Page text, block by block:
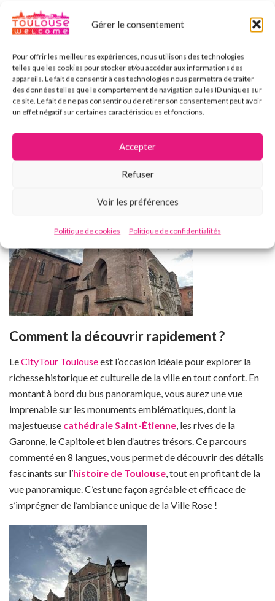
Gérer le consentement
Pour offrir les meilleures expériences, nous utilisons des technologies
telles que les cookies pour stocker et/ou accéder aux informations des
appareils. Le fait de consentir à ces technologies nous permettra de traiter
des données telles que le comportement de navigation ou les ID uniques sur
ce site. Le fait de ne pas consentir ou de retirer son consentement peut avoir
un effet négatif sur certaines caractéristiques et fonctions.
Accepter
Refuser
Voir les préférences
Politique de cookies Politique de confidentialités
architecturale notable sur l’édifice.
de 17 cloches au clavier et 5 en volée.
Siège de l’archevêque de Toulouse, la cathédrale Saint-Étienne
est également une paroisse dynamique, réunissant entre 300
personnes pour les grandes cérémonies diocésaines. L’édifice
est
Comment la découvrir rapidement ?
LeCityTour Toulouseest l’occasion idéale pour explorer la
richesse historique et culturelle de la ville en tout confort. En
montant à bord du bus panoramique, vous aurez une vue
imprenable sur les monuments emblématiques, dont la
majestueuse cathédrale Saint-Étienne, les rives de la
Garonne, le Capitole et bien d’autres trésors. Ce parcours
commenté en 8 langues, vous permet de découvrir des détails
fascinants sur l’histoire de Toulouse, tout en profitant de la
vue panoramique. C’est une façon agréable et efficace de
s’imprégner de l’ambiance unique de la Ville Rose !